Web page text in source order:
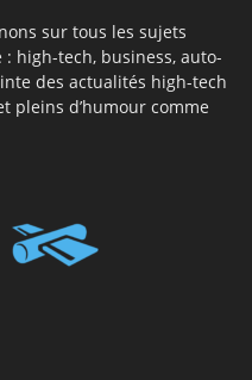
sur tous les sujets
high-tech, business, auto-
des actualités high-tech
pleins d’humour comme